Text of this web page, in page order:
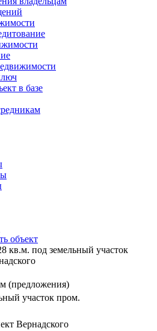
в базе
объект
кв.м. под земельный участок
(предложения)
участок пром.
Вернадского